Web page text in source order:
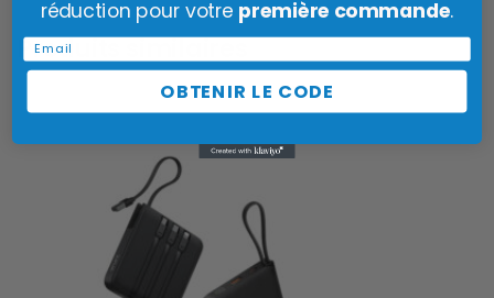
Produits similaires
réduction pour votre première commande.
Email
OBTENIR LE CODE